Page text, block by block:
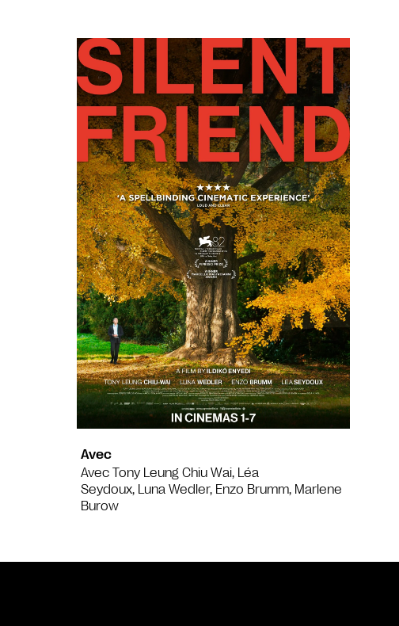
Avec
Avec Tony Leung Chiu Wai, Léa
Seydoux, Luna Wedler, Enzo Brumm, Marlene
Burow